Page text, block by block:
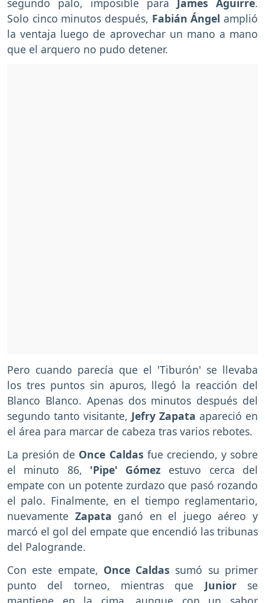
Solo cinco minutos después, Fabián Ángel amplió
la ventaja luego de aprovechar un mano a mano
que el arquero no pudo detener.
Pero cuando parecía que el 'Tiburón' se llevaba
los tres puntos sin apuros, llegó la reacción del
Blanco Blanco. Apenas dos minutos después del
segundo tanto visitante, Jefry Zapata apareció en
el área para marcar de cabeza tras varios rebotes.
La presión de Once Caldas fue creciendo, y sobre
el minuto 86, 'Pipe' Gómez estuvo cerca del
empate con un potente zurdazo que pasó rozando
el palo. Finalmente, en el tiempo reglamentario,
nuevamente Zapata ganó en el juego aéreo y
marcó el gol del empate que encendió las tribunas
del Palogrande.
Con este empate, Once Caldas sumó su primer
punto del torneo, mientras que Juniorse